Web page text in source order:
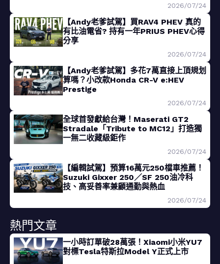
2026/07/24
【Andy老爹試駕】買RAV4 PHEV 真的
有比油電省? 持有一年PRIUS PHEV心得
分享
2026/07/24
【Andy老爹試駕】多花7萬直接上頂規划
算嗎？小改款Honda CR-V e:HEV
Prestige
2026/07/24
全球首發獻給台灣！Maserati GT2
Stradale「Tribute to MC12」打造獨
一無二收藏級鉅作
2026/07/24
【編輯試駕】預算16萬元250檔車推薦！
Suzuki Gixxer 250／SF 250油冷科
技、高妥善率兼顧通勤與熱血
2026/07/24
熱門文章
一小時訂單破28萬張！Xiaomi小米YU7
對標Tesla特斯拉Model Y正式上市